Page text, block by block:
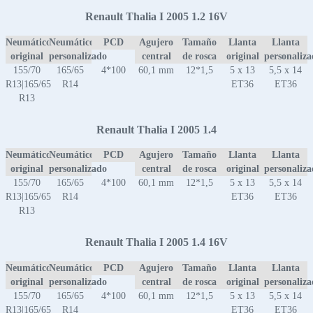
Renault Thalia I 2005 1.2 16V
Neumático
original
Neumático
personalizado
PCD
Agujero
central
Tamaño
de rosca
Llanta
original
Llanta
155/70
R13|165/65
R13
165/65
R14
4*100 60,1 mm 12*1,5
5 x 13
ET36
5,5 x 14
ET36
Renault Thalia I 2005 1.4
Neumático
original
Neumático
personalizado
PCD
Agujero
central
Tamaño
de rosca
Llanta
original
Llanta
155/70
R13|165/65
R13
165/65
R14
4*100 60,1 mm 12*1,5
5 x 13
ET36
5,5 x 14
ET36
Renault Thalia I 2005 1.4 16V
Neumático
original
Neumático
personalizado
PCD
Agujero
central
Tamaño
de rosca
Llanta
original
Llanta
155/70
R13|165/65
165/65
R14
4*100 60,1 mm 12*1,5
5 x 13
ET36
5,5 x 14
ET36